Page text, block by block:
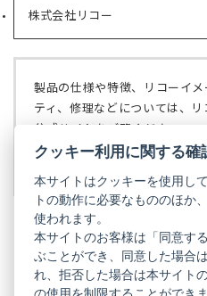
で
開
く）
タ
ブ
で
く）
株式会社リコー
（新
ブ
で
開
製品の仕様や特徴、リコーイ
ティ、修理などについては、
公式サイトをご覧ください。
リコーイメージング株式会社の
（新
し
い
タ
ブ
で
開
く）
PENTAX
PENTAX
クッキー利用に関する確
本サイトはクッキーを使用し
トの動作に必要なもののほか
使われます。
本サイトのお客様は「同意す
ぶことができ、同意した場合
れ、拒否した場合は本サイト
の使用を制限することができ